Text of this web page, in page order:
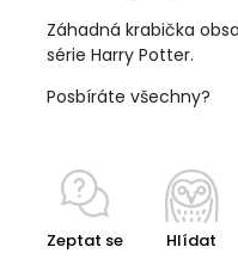
Záhadná krabička
série Harry Potter.
Posbíráte všechny?
Zeptat se Hlídat